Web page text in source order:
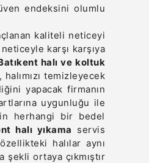
endeksini olumlu
kaliteli neticeyi
karşı karşıya
halı ve koltuk
temizleyecek
yapacak firmanın
uygunluğu ile
herhangi bir bedel
halı yıkama servis
halılar aynı
şekli ortaya çıkmıştır